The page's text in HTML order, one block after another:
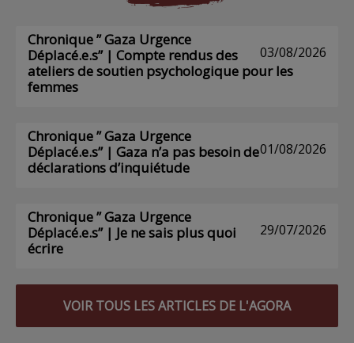
03/08/2026
Chronique ” Gaza Urgence
Déplacé.e.s” | Compte rendus des
ateliers de soutien psychologique pour les
femmes
01/08/2026
Chronique ” Gaza Urgence
Déplacé.e.s” | Gaza n’a pas besoin de
déclarations d’inquiétude
29/07/2026
Chronique ” Gaza Urgence
Déplacé.e.s” | Je ne sais plus quoi
écrire
VOIR TOUS LES ARTICLES DE L'AGORA